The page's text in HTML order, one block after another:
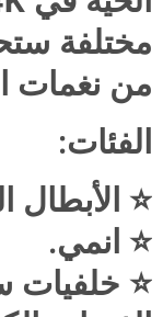
مختلفة
من نغمات
الفئات:
⭐️ الأبطال
⭐️ انمي.
⭐️ خلفيات